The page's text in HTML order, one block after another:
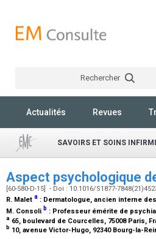
Rechercher
Actualités Revues
SAVOIRS ET SOINS
Aspect psychologique
[60-580-D-15] - Doi : 10.1016/S1877-
R. Malet a : Dermatologue, ancien interne
M. Consoli b : Professeur émérite de
a 65, boulevard de Courcelles, 75008 Paris,
b 10, avenue Victor-Hugo, 92340 Bourg-la-